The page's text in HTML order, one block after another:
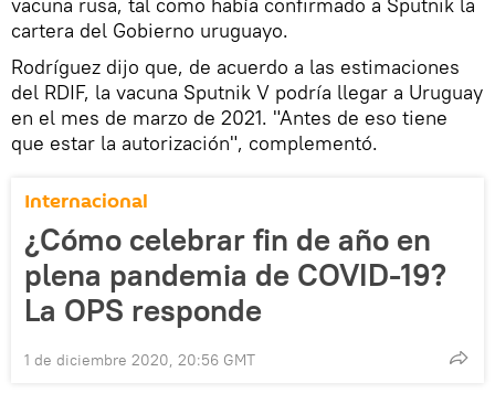
vacuna rusa, tal como había confirmado a Sputnik la
cartera del Gobierno uruguayo.
Rodríguez dijo que, de acuerdo a las estimaciones
del RDIF, la vacuna Sputnik V podría llegar a Uruguay
en el mes de marzo de 2021. "Antes de eso tiene
que estar la autorización", complementó.
Internacional
¿Cómo celebrar fin de año en
plena pandemia de COVID-19?
La OPS responde
1 de diciembre 2020, 20:56 GMT